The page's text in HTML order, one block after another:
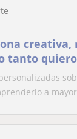
tanto
que les
a